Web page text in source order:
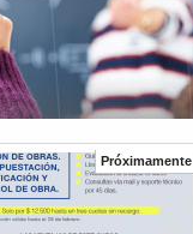
Próximamente